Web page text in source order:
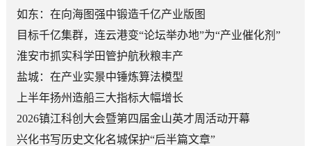
报
如东：在向海图强中锻造千亿产业版图
目标千亿集群，连云港变“论坛举办地”为“产业催化剂”
淮安市抓实科学田管护航秋粮丰产
盐城：在产业实景中锤炼算法模型
上半年扬州造船三大指标大幅增长
2026镇江科创大会暨第四届金山英才周活动开幕
兴化书写历史文化名城保护“后半篇文章”